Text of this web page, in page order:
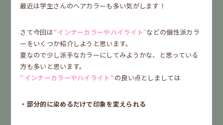
最近は学生さんのヘアカラーも多い気がします！
さて今回は“インナーカラーやハイライト“などの個性派カラ
ーをいくつか紹介しようと思います。
夏なので少し派手なカラーにしてみようかな、と思っている
方も多いと思います。
“インナーカラーやハイライト“の良い点としましては
・部分的に染めるだけで印象を変えられる